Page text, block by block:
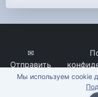
✉
Отправить
сообщение
imena-
Мы используем cookie